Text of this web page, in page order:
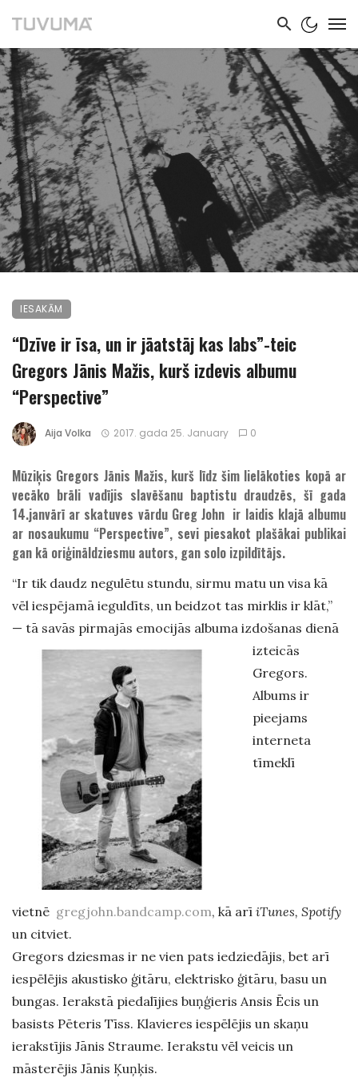
IESAKĀM
“Dzīve ir īsa, un ir jāatstāj kas labs”-teic
Gregors Jānis Mažis, kurš izdevis albumu
“Perspective”
Aija Volka 2017. gada 25. January 0
Mūziķis Gregors Jānis Mažis, kurš līdz šim lielākoties kopā ar
vecāko brāli vadījis slavēšanu baptistu draudzēs, šī gada
14.janvārī ar skatuves vārdu Greg John ir laidis klajā albumu
ar nosaukumu “Perspective”, sevi piesakot plašākai publikai
gan kā oriģināldziesmu autors, gan solo izpildītājs.
“Ir tik daudz negulētu stundu, sirmu matu un visa kā
vēl iespējamā ieguldīts, un beidzot tas mirklis ir klāt,”
— tā savās pirmajās emocijās albuma izdošanas dienā
izteicās
Gregors.
Albums ir
pieejams
interneta
tīmeklī
vietnē gregjohn.bandcamp.com, kā arī iTunes, Spotify
un citviet.
Gregors dziesmas ir ne vien pats iedziedājis, bet arī
iespēlējis akustisko ģitāru, elektrisko ģitāru, basu un
bungas. Ierakstā piedalījies buņģieris Ansis Ēcis un
basists Pēteris Tīss. Klavieres iespēlējis un skaņu
ierakstījis Jānis Straume. Ierakstu vēl veicis un
māsterējis Jānis Ķuņķis.